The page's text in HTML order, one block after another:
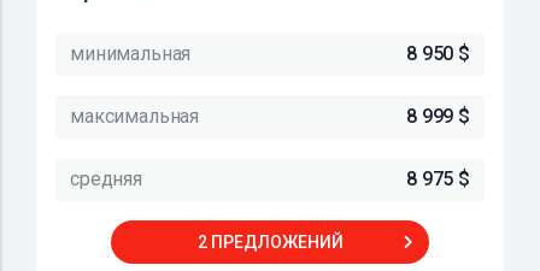
минимальная 8 950 $
максимальная 8 999 $
средняя 8 975 $
2 ПРЕДЛОЖЕНИЙ